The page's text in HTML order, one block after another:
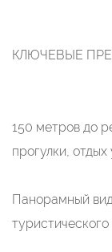
КЛЮЧЕВЫЕ
150 метров до
прогулки, отдых
Панорамный